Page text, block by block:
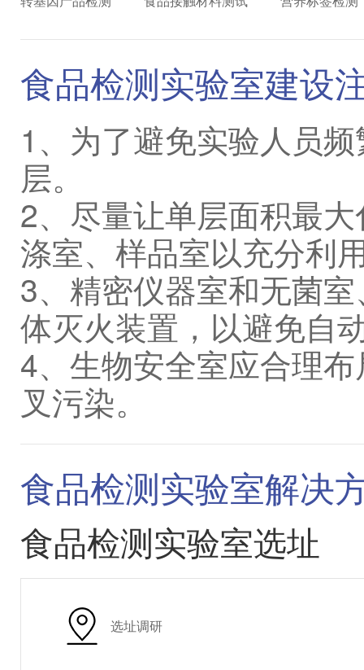
食品检测实验室建设
1、为了避免实验人员
层。
2、尽量让单层面积最
涤室、样品室以充分利
3、精密仪器室和无菌
体灭火装置，以避免自
4、生物安全室应合理
叉污染。
食品检测实验室解决
食品检测实验室选址
选址调研